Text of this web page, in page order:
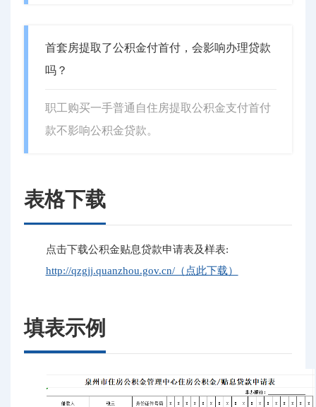
首套房提取了公积金付首付，会影响办理贷款
吗？
职工购买一手普通自住房提取公积金支付首付
款不影响公积金贷款。
表格下载
点击下载公积金贴息贷款申请表及样表:
http://qzgjj.quanzhou.gov.cn/（点此下载）
填表示例